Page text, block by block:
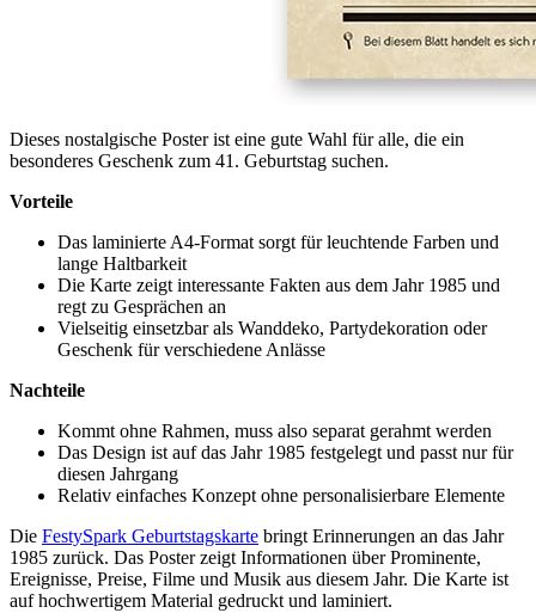
Dieses nostalgische Poster ist eine gute Wahl für alle, die ein
besonderes Geschenk zum 41. Geburtstag suchen.
Vorteile
Das laminierte A4-Format sorgt für leuchtende Farben und
lange Haltbarkeit
Die Karte zeigt interessante Fakten aus dem Jahr 1985 und
regt zu Gesprächen an
Vielseitig einsetzbar als Wanddeko, Partydekoration oder
Geschenk für verschiedene Anlässe
Nachteile
Kommt ohne Rahmen, muss also separat gerahmt werden
Das Design ist auf das Jahr 1985 festgelegt und passt nur für
diesen Jahrgang
Relativ einfaches Konzept ohne personalisierbare Elemente
Die FestySpark Geburtstagskarte bringt Erinnerungen an das Jahr
1985 zurück. Das Poster zeigt Informationen über Prominente,
Ereignisse, Preise, Filme und Musik aus diesem Jahr. Die Karte ist
auf hochwertigem Material gedruckt und laminiert.